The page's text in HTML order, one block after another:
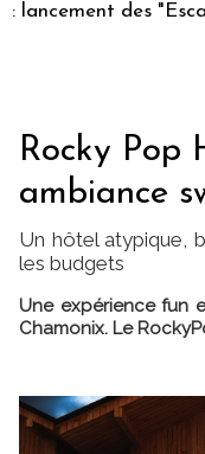
des "Escales
Rocky Pop
ambiance
Un hôtel atypique,
les budgets
Une expérience fun
Chamonix. Le